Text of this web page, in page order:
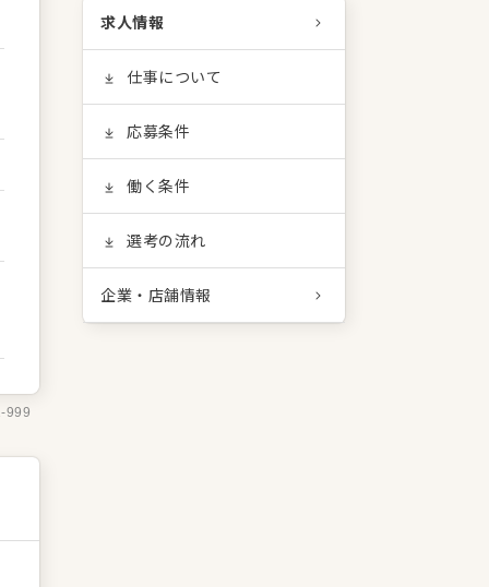
999
求人情報
仕事について
応募条件
働く条件
選考の流れ
企業・店舗情報